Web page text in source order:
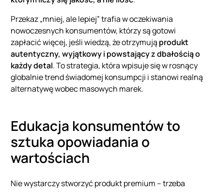
Przekaz „mniej, ale lepiej” trafia w oczekiwania
nowoczesnych konsumentów, którzy są gotowi
zapłacić więcej, jeśli wiedzą, że otrzymują produkt
autentyczny, wyjątkowy i powstający z dbałością o
każdy detal. To strategia, która wpisuje się w rosnący
globalnie trend świadomej konsumpcji i stanowi realną
alternatywę wobec masowych marek.
Edukacja konsumentów to
sztuka opowiadania o
wartościach
Nie wystarczy stworzyć produkt premium – trzeba